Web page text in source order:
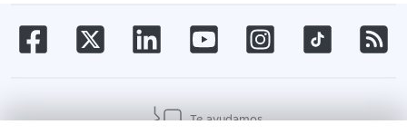
Te ayudamos